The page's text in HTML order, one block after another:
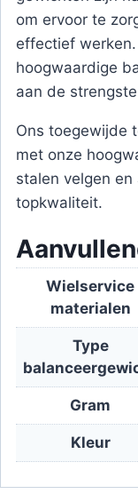
om ervoor te
effectief
hoogwaardige
aan de
Ons toegewijde
met onze
stalen velgen
topkwaliteit.
Wielservice
materialen
Type
Gram
Kleur